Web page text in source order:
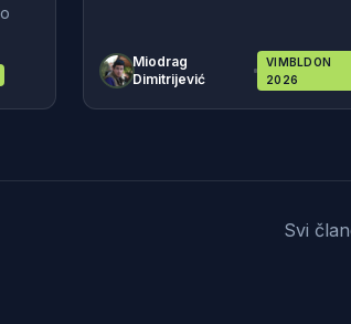
Miodrag
Dimitrijević
VIMBLDON
2026
Svi